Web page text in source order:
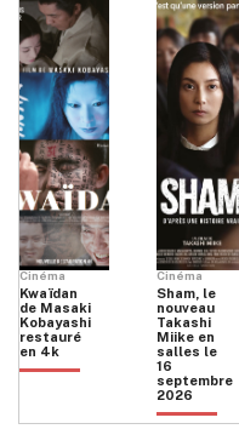
Cinéma
Kwaïdan
de Masaki
Kobayashi
restauré
en 4k
Cinéma
Sham, le
nouveau
Takashi
Miike en
salles le
16
septembre
2026